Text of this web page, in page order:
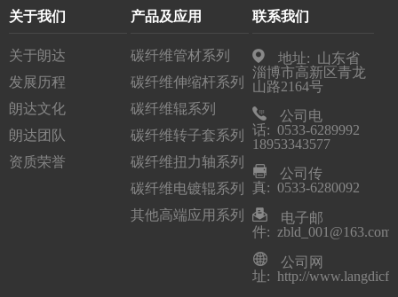
关于我们
关于朗达
发展历程
朗达文化
朗达团队
资质荣誉
产品及应用
碳纤维管材系列
碳纤维伸缩杆系列
碳纤维辊系列
碳纤维转子套系列
碳纤维扭力轴系列
碳纤维电镀辊系列
其他高端应用系列
联系我们
地址: 山东省
淄博市高新区青龙
山路2164号
公司电
话: 0533-6289992
18953343577
公司传
真: 0533-6280092
电子邮
件: zbld_001@163.com
公司网
址: http://